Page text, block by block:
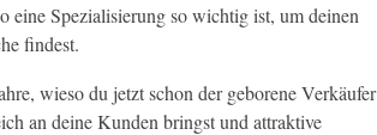
eine Spezialisierung so wichtig ist, um deinen
findest.
wieso du jetzt schon der geborene Verkäufer
an deine Kunden bringst und attraktive